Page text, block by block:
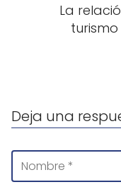
La
Deja una